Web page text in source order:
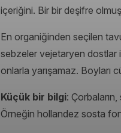
içeriğini. Bir bir deşifre
En organiğinden seçilen
sebzeler vejetaryen dostlar
onlarla yarışamaz. Boyları
Küçük bir bilgi:
Örneğin hollandez sosta